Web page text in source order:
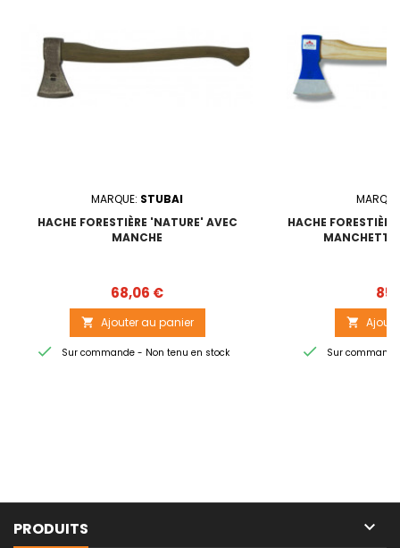
MARQUE: STUBAI
HACHE FORESTIÈRE 'NATURE' AVEC
MANCHE
Prix
68,06 €
 Ajouter au panier
 Sur commande - Non tenu en stock
HACHE

 Sur
PRODUITS 